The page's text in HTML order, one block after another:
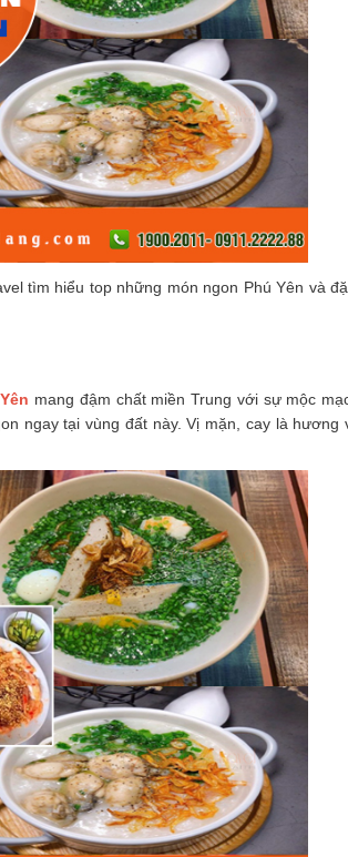
tìm hiểu top những món ngon Phú Yên và
mang đậm chất miền Trung với sự mộc
ngay tại vùng đất này. Vị mặn, cay là hương